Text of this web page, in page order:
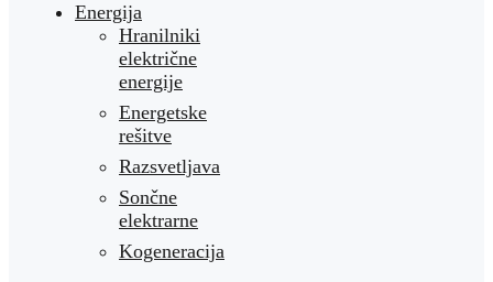
Energija
Hranilniki
električne
energije
Energetske
rešitve
Razsvetljava
Sončne
elektrarne
Kogeneracija